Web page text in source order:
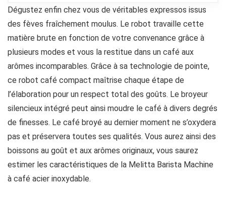
Dégustez enfin chez vous de véritables expressos issus
des fèves fraîchement moulus. Le robot travaille cette
matière brute en fonction de votre convenance grâce à
plusieurs modes et vous la restitue dans un café aux
arômes incomparables. Grâce à sa technologie de pointe,
ce robot café compact maîtrise chaque étape de
l’élaboration pour un respect total des goûts. Le broyeur
silencieux intégré peut ainsi moudre le café à divers degrés
de finesses. Le café broyé au dernier moment ne s’oxydera
pas et préservera toutes ses qualités. Vous aurez ainsi des
boissons au goût et aux arômes originaux, vous saurez
estimer les caractéristiques de la Melitta Barista Machine
à café acier inoxydable.